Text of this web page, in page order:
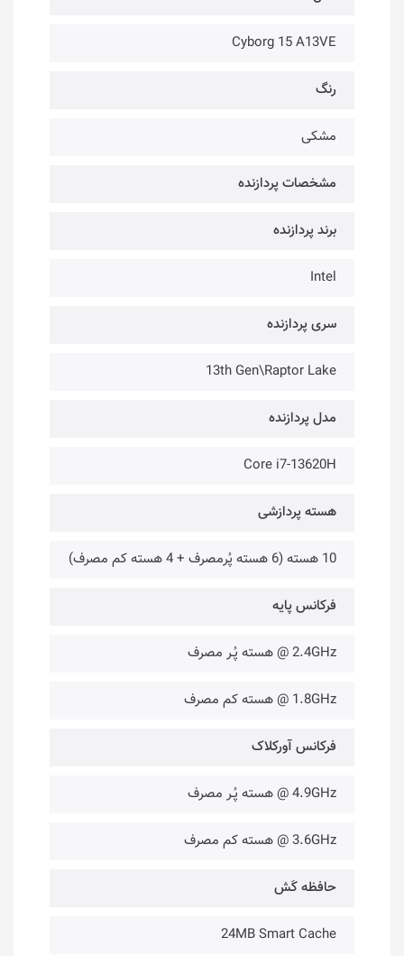
Cyborg 15 A13VE
رنگ
مشکی
مشخصات پردازنده
برند پردازنده
Intel
سری پردازنده
13th Gen\Raptor Lake
مدل پردازنده
Core i7-13620H
هسته پردازشی
10 هسته (6 هسته پُرمصرف + 4 هسته کم مصرف)
فرکانس پایه
2.4GHz @ هسته پُـر مصرف
1.8GHz @ هسته کم مصرف
فرکانس آورکلاک
4.9GHz @ هسته پُـر مصرف
3.6GHz @ هسته کم مصرف
حافظه کَش
24MB Smart Cache